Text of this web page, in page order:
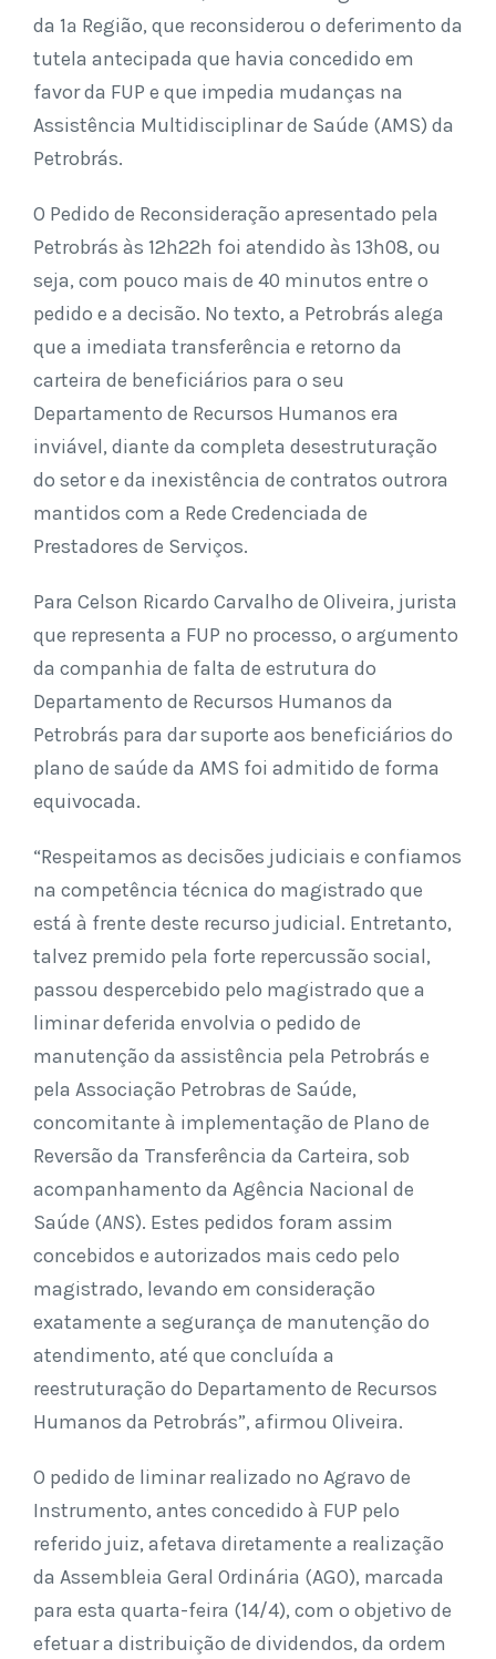
da 1ª Região, que reconsiderou o deferimento da
tutela antecipada que havia concedido em
favor da FUP e que impedia mudanças na
Assistência Multidisciplinar de Saúde (AMS) da
Petrobrás.
O Pedido de Reconsideração apresentado pela
Petrobrás às 12h22h foi atendido às 13h08, ou
seja, com pouco mais de 40 minutos entre o
pedido e a decisão. No texto, a Petrobrás alega
que a imediata transferência e retorno da
carteira de beneficiários para o seu
Departamento de Recursos Humanos era
inviável, diante da completa desestruturação
do setor e da inexistência de contratos outrora
mantidos com a Rede Credenciada de
Prestadores de Serviços.
Para Celson Ricardo Carvalho de Oliveira, jurista
que representa a FUP no processo, o argumento
da companhia de falta de estrutura do
Departamento de Recursos Humanos da
Petrobrás para dar suporte aos beneficiários do
plano de saúde da AMS foi admitido de forma
equivocada.
“Respeitamos as decisões judiciais e confiamos
na competência técnica do magistrado que
está à frente deste recurso judicial. Entretanto,
talvez premido pela forte repercussão social,
passou despercebido pelo magistrado que a
liminar deferida envolvia o pedido de
manutenção da assistência pela Petrobrás e
pela Associação Petrobras de Saúde,
concomitante à implementação de Plano de
Reversão da Transferência da Carteira, sob
acompanhamento da Agência Nacional de
Saúde (ANS). Estes pedidos foram assim
concebidos e autorizados mais cedo pelo
magistrado, levando em consideração
exatamente a segurança de manutenção do
atendimento, até que concluída a
reestruturação do Departamento de Recursos
Humanos da Petrobrás”, afirmou Oliveira.
O pedido de liminar realizado no Agravo de
Instrumento, antes concedido à FUP pelo
referido juiz, afetava diretamente a realização
da Assembleia Geral Ordinária (AGO), marcada
para esta quarta-feira (14/4), com o objetivo de
efetuar a distribuição de dividendos, da ordem